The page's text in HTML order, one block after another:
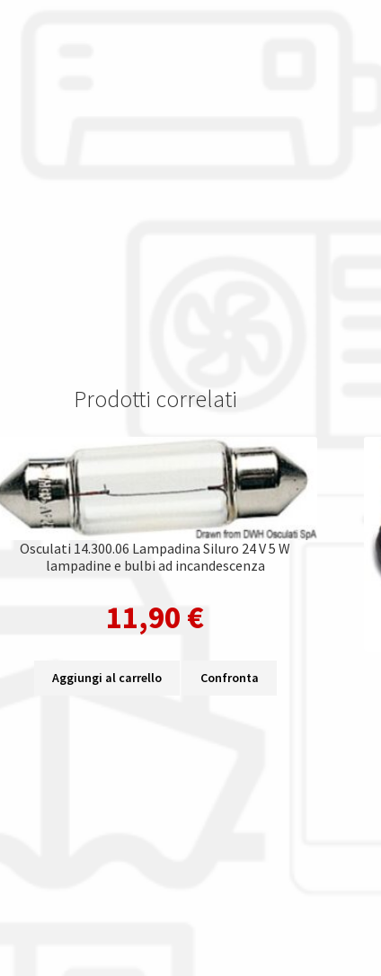
Prodotti correlati
Osculati 14.300.06 Lampadina Siluro 24 V 5 W
lampadine e bulbi ad incandescenza
11,90 €
Aggiungi al carrello Confronta